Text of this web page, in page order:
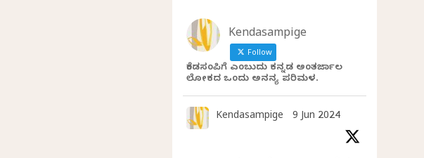
Kendasampige
Follow
ಕೆಂಡಸಂಪಿಗೆ ಎಂಬುದು ಕನ್ನಡ ಅಂತರ್ಜಾಲ
ಲೋಕದ ಒಂದು ಅನನ್ಯ ಪರಿಮಳ.
Kendasampige 9 Jun 2024